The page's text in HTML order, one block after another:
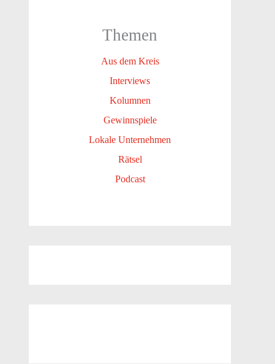
Themen
Aus dem Kreis
Interviews
Kolumnen
Gewinnspiele
Lokale Unternehmen
Rätsel
Podcast